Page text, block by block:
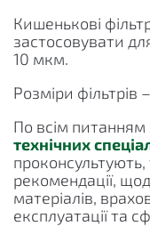
Кишенькові
застосовувати
10 мкм.
Розміри фільтрів
По всім питанням
технічних
проконсультують,
рекомендації,
матеріалів,
експлуатації та